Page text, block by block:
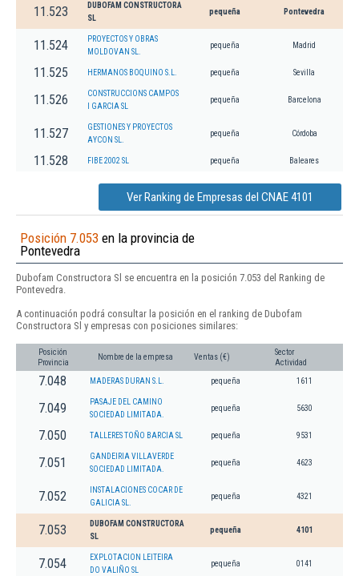
11.523
DUBOFAM CONSTRUCTORA
SL
pequeña Pontevedra
11.524
PROYECTOS Y OBRAS
MOLDOVAN SL.
pequeña Madrid
11.525 HERMANOS BOQUINO S.L. pequeña Sevilla
11.526
CONSTRUCCIONS CAMPOS
I GARCIA SL
pequeña Barcelona
11.527
GESTIONES Y PROYECTOS
AYCON SL.
pequeña Córdoba
11.528 FIBE 2002 SL pequeña Baleares
Ver Ranking de Empresas del CNAE 4101
Posición 7.053 en la provincia de
Pontevedra
Dubofam Constructora Sl se encuentra en la posición 7.053 del Ranking de
Pontevedra.
A continuación podrá consultar la posición en el ranking de Dubofam
Constructora Sl y empresas con posiciones similares:
Posición
Provincia
Nombre de la empresa Ventas (€)
Sector
Actividad
7.048 MADERAS DURAN S.L. pequeña 1611
7.049
PASAJE DEL CAMINO
SOCIEDAD LIMITADA.
pequeña 5630
7.050 TALLERES TOÑO BARCIA SL pequeña 9531
7.051
GANDEIRIA VILLAVERDE
SOCIEDAD LIMITADA.
pequeña 4623
7.052
INSTALACIONES COCAR DE
GALICIA SL.
pequeña 4321
7.053
DUBOFAM CONSTRUCTORA
SL
pequeña 4101
7.054
EXPLOTACION LEITEIRA
DO VALIÑO SL
pequeña 0141